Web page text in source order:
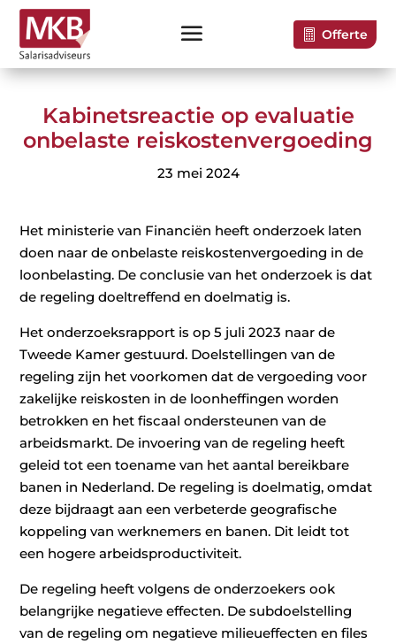
Offerte
Kabinetsreactie op evaluatie
onbelaste reiskostenvergoeding
23 mei 2024
Het ministerie van Financiën heeft onderzoek laten
doen naar de onbelaste reiskostenvergoeding in de
loonbelasting. De conclusie van het onderzoek is dat
de regeling doeltreffend en doelmatig is.
Het onderzoeksrapport is op 5 juli 2023 naar de
Tweede Kamer gestuurd. Doelstellingen van de
regeling zijn het voorkomen dat de vergoeding voor
zakelijke reiskosten in de loonheffingen worden
betrokken en het fiscaal ondersteunen van de
arbeidsmarkt. De invoering van de regeling heeft
geleid tot een toename van het aantal bereikbare
banen in Nederland. De regeling is doelmatig, omdat
deze bijdraagt aan een verbeterde geografische
koppeling van werknemers en banen. Dit leidt tot
een hogere arbeidsproductiviteit.
De regeling heeft volgens de onderzoekers ook
belangrijke negatieve effecten. De subdoelstelling
van de regeling om negatieve milieueffecten en files